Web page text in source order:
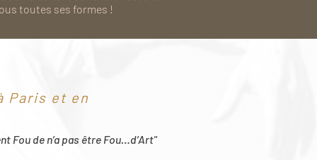
toutes ses formes !
Paris et en
Fou de n’a pas être Fou…d’Art"